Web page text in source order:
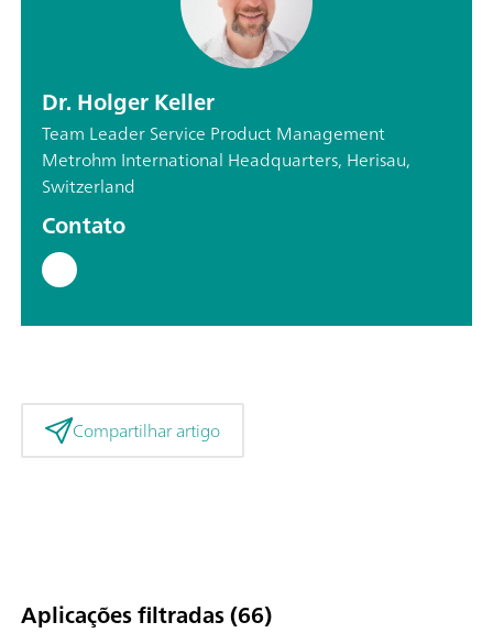
Dr. Holger Keller
Team Leader Service Product Management
Metrohm International Headquarters, Herisau,
Switzerland
Contato
Compartilhar artigo
Aplicações filtradas (66)